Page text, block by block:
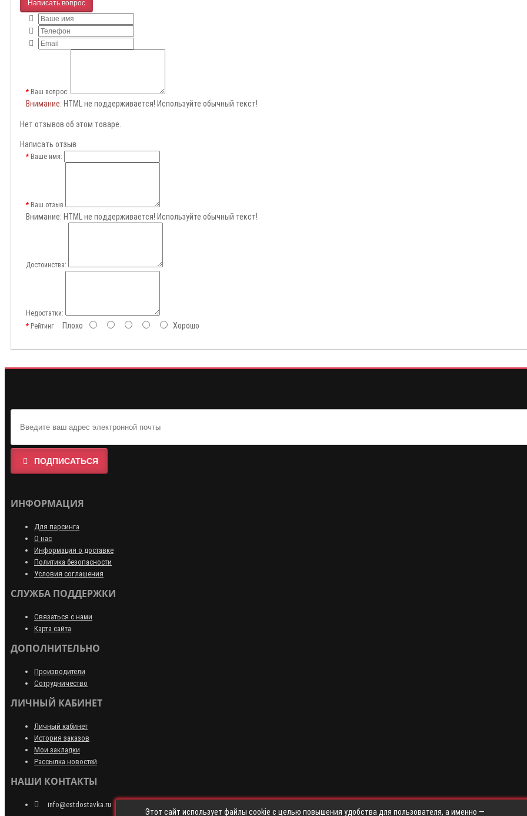
Написать вопрос
Ваш вопрос:
Внимание: HTML не поддерживается! Используйте обычный текст!
Нет отзывов об этом товаре.
Написать отзыв
Ваше имя:
Ваш отзыв
Внимание: HTML не поддерживается! Используйте обычный текст!
Достоинства:
Недостатки:
РейтингПлохо Хорошо
ПОДПИСАТЬСЯ
ИНФОРМАЦИЯ
Для парсинга
О нас
Информация о доставке
Политика безопасности
Условия соглашения
СЛУЖБА ПОДДЕРЖКИ
Связаться с нами
Карта сайта
ДОПОЛНИТЕЛЬНО
Производители
Сотрудничество
ЛИЧНЫЙ КАБИНЕТ
Личный кабинет
История заказов
Мои закладки
Рассылка новостей
НАШИ КОНТАКТЫ
info@estdostavka.ru
Этот сайт использует файлы cookie с целью повышения удобства для пользователя, а именно —